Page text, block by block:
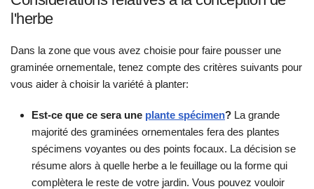
l'herbe
Dans la zone que vous avez choisie pour faire pousser une
graminée ornementale, tenez compte des critères suivants pour
vous aider à choisir la variété à planter:
Est-ce que ce sera une plante spécimen? La grande
majorité des graminées ornementales fera des plantes
spécimens voyantes ou des points focaux. La décision se
résume alors à quelle herbe a le feuillage ou la forme qui
complètera le reste de votre jardin. Vous pouvez vouloir